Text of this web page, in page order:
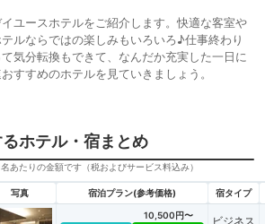
ユースホテルをご紹介します。快適な客室や
ルならではの楽しみもいろいろ♪仕事終わり
気分転換もできて、なんだか充実した一日に
すすめのホテルを見ていきましょう。
ホテル・宿まとめ
あたりの金額です（税およびサービス料込み）
写真 宿泊プラン(参考価格) 宿タイプ
10,500円〜
ビジネス